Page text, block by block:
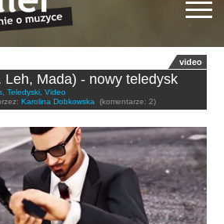
video
Leh, Mada) - nowy teledysk
, Teledyski, Video
Karolina Dobkowska (komentarze: 2)